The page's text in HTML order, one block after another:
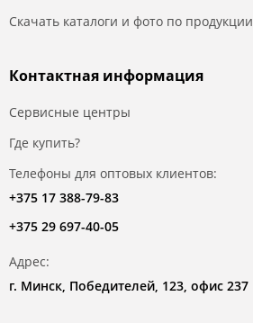
Скачать каталоги и фото по продукции
Контактная информация
Сервисные центры
Где купить?
Телефоны для оптовых клиентов:
+375 17 388-79-83
+375 29 697-40-05
Адрес:
г. Минск, Победителей, 123, офис 237